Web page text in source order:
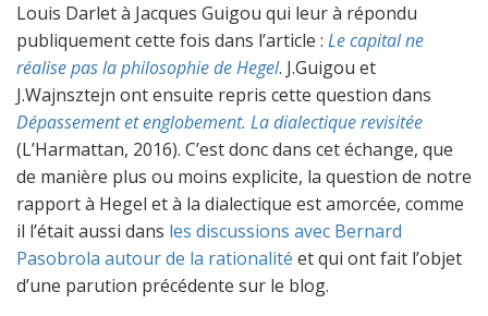
Louis Darlet à Jacques Guigou qui leur à répondu
publiquement cette fois dans l’article : Le capital ne
réalise pas la philosophie de Hegel. J.Guigou et
J.Wajnsztejn ont ensuite repris cette question dans
Dépassement et englobement. La dialectique revisitée
(L’Harmattan, 2016). C’est donc dans cet échange, que
de manière plus ou moins explicite, la question de notre
rapport à Hegel et à la dialectique est amorcée, comme
il l’était aussi dans les discussions avec Bernard
Pasobrola autour de la rationalité et qui ont fait l’objet
d’une parution précédente sur le blog.